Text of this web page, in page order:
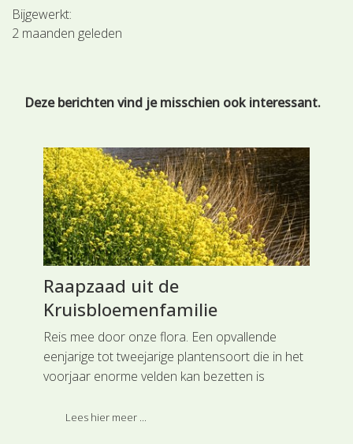
Bijgewerkt:
2 maanden geleden
Deze berichten vind je misschien ook interessant.
Raapzaad uit de
Kruisbloemenfamilie
Reis mee door onze flora. Een opvallende
eenjarige tot tweejarige plantensoort die in het
voorjaar enorme velden kan bezetten is
Lees hier meer ...